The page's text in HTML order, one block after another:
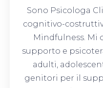
Sono Psicologa
cognitivo-
Mindfulness. Mi
supporto e
adulti,
genitori per il
Una